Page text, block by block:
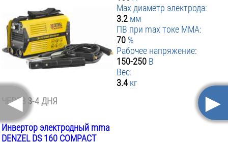
Max диаметр электрода:
3.2 мм
ПВ при max токе MMA:
70 %
Рабочее напряжение:
150-250 В
Вес:
3.4 кг
ЧЕРЕЗ 3-4 ДНЯ
Инвертор электродный mma
DENZEL DS 160 COMPACT
◄ ►